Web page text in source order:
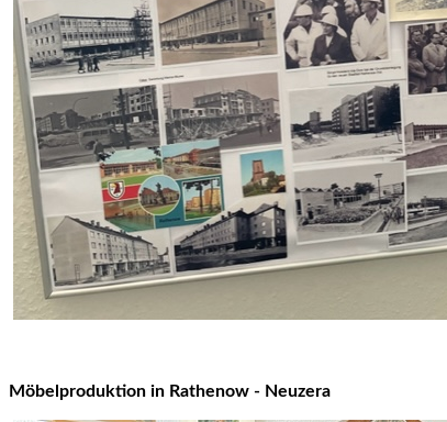
Möbelproduktion in Rathenow - Neuzera